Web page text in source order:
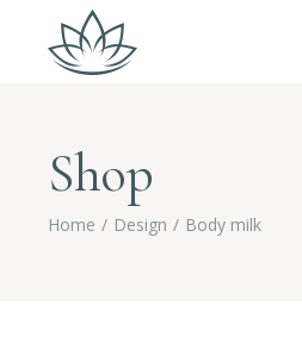
Shop
Home Design Body milk